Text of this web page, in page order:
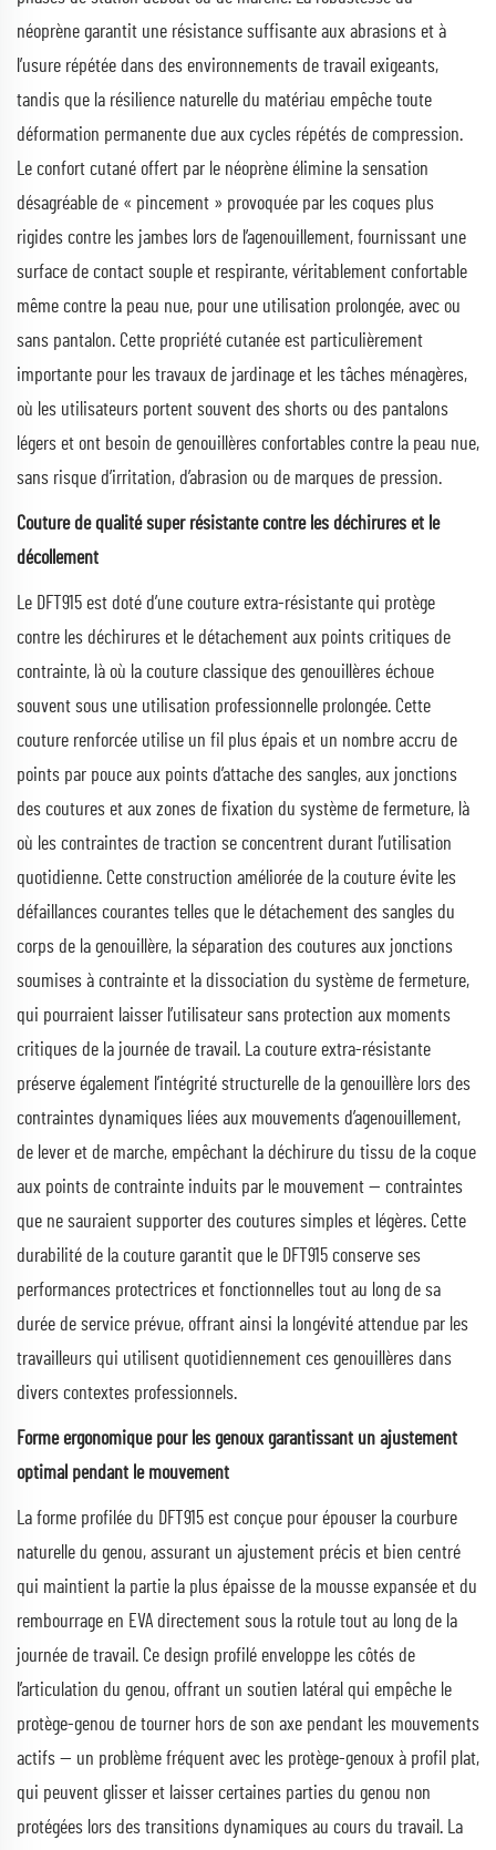
néoprène garantit une résistance suffisante aux abrasions et à
l’usure répétée dans des environnements de travail exigeants,
tandis que la résilience naturelle du matériau empêche toute
déformation permanente due aux cycles répétés de compression.
Le confort cutané offert par le néoprène élimine la sensation
désagréable de « pincement » provoquée par les coques plus
rigides contre les jambes lors de l’agenouillement, fournissant une
surface de contact souple et respirante, véritablement confortable
même contre la peau nue, pour une utilisation prolongée, avec ou
sans pantalon. Cette propriété cutanée est particulièrement
importante pour les travaux de jardinage et les tâches ménagères,
où les utilisateurs portent souvent des shorts ou des pantalons
légers et ont besoin de genouillères confortables contre la peau nue,
sans risque d’irritation, d’abrasion ou de marques de pression.
Couture de qualité super résistante contre les déchirures et le
décollement
Le DFT915 est doté d’une couture extra-résistante qui protège
contre les déchirures et le détachement aux points critiques de
contrainte, là où la couture classique des genouillères échoue
souvent sous une utilisation professionnelle prolongée. Cette
couture renforcée utilise un fil plus épais et un nombre accru de
points par pouce aux points d’attache des sangles, aux jonctions
des coutures et aux zones de fixation du système de fermeture, là
où les contraintes de traction se concentrent durant l’utilisation
quotidienne. Cette construction améliorée de la couture évite les
défaillances courantes telles que le détachement des sangles du
corps de la genouillère, la séparation des coutures aux jonctions
soumises à contrainte et la dissociation du système de fermeture,
qui pourraient laisser l’utilisateur sans protection aux moments
critiques de la journée de travail. La couture extra-résistante
préserve également l’intégrité structurelle de la genouillère lors des
contraintes dynamiques liées aux mouvements d’agenouillement,
de lever et de marche, empêchant la déchirure du tissu de la coque
aux points de contrainte induits par le mouvement — contraintes
que ne sauraient supporter des coutures simples et légères. Cette
durabilité de la couture garantit que le DFT915 conserve ses
performances protectrices et fonctionnelles tout au long de sa
durée de service prévue, offrant ainsi la longévité attendue par les
travailleurs qui utilisent quotidiennement ces genouillères dans
divers contextes professionnels.
Forme ergonomique pour les genoux garantissant un ajustement
optimal pendant le mouvement
La forme profilée du DFT915 est conçue pour épouser la courbure
naturelle du genou, assurant un ajustement précis et bien centré
qui maintient la partie la plus épaisse de la mousse expansée et du
rembourrage en EVA directement sous la rotule tout au long de la
journée de travail. Ce design profilé enveloppe les côtés de
l’articulation du genou, offrant un soutien latéral qui empêche le
protège-genou de tourner hors de son axe pendant les mouvements
actifs — un problème fréquent avec les protège-genoux à profil plat,
qui peuvent glisser et laisser certaines parties du genou non
protégées lors des transitions dynamiques au cours du travail. La